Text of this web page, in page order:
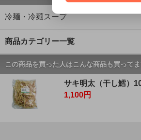
冷麺・冷麺スープ
商品カテゴリー一覧
この商品を買った人はこんな商品も買って
サキ明太（干し鱈）
1,100円